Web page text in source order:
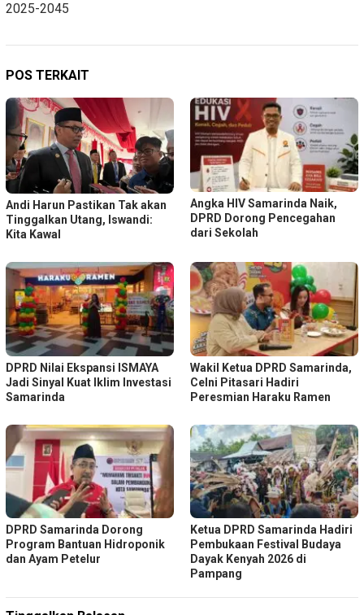
2025-2045
POS TERKAIT
Andi Harun Pastikan Tak akan
Tinggalkan Utang, Iswandi:
Kita Kawal
Angka HIV Samarinda Naik,
DPRD Dorong Pencegahan
dari Sekolah
DPRD Nilai Ekspansi ISMAYA
Jadi Sinyal Kuat Iklim Investasi
Samarinda
Wakil Ketua DPRD Samarinda,
Celni Pitasari Hadiri
Peresmian Haraku Ramen
DPRD Samarinda Dorong
Program Bantuan Hidroponik
dan Ayam Petelur
Ketua DPRD Samarinda Hadiri
Pembukaan Festival Budaya
Dayak Kenyah 2026 di
Pampang